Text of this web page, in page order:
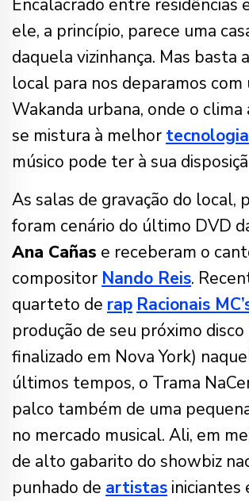
Encalacrado entre residências
ele, a princípio, parece uma
daquela vizinhança. Mas basta
local para nos deparamos com
Wakanda urbana, onde o
se mistura à melhor tecnologia
músico pode ter à sua
As salas de gravação do local,
foram cenário do último DVD
Ana Cañas e receberam o
compositor Nando Reis.
quarteto de rap Racionais
produção de seu próximo disco
finalizado em Nova York)
últimos tempos, o Trama
palco também de uma
no mercado musical. Ali, em
de alto gabarito do showbiz
punhado de artistas iniciantes